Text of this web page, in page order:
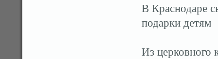
В Краснодаре
подарки детям
Из церковного